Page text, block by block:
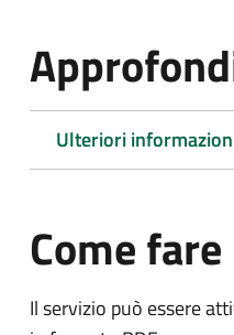
Ulteriori
Come fare
Il servizio può essere